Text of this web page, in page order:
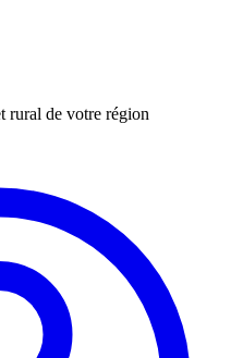
rural de votre région